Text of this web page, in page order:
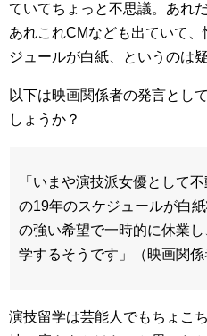
ていてちょっと不思議。あれ
あれこれCMなども出ていて
ジュールが白紙、というのは
以下は映画関係者の発言とし
しょうか？
「いまや演技派女優として
の19年のスケジュールが白
の強い希望で一時的に休業
学するそうです」（映画関係
演技留学は芸能人でもちょこ